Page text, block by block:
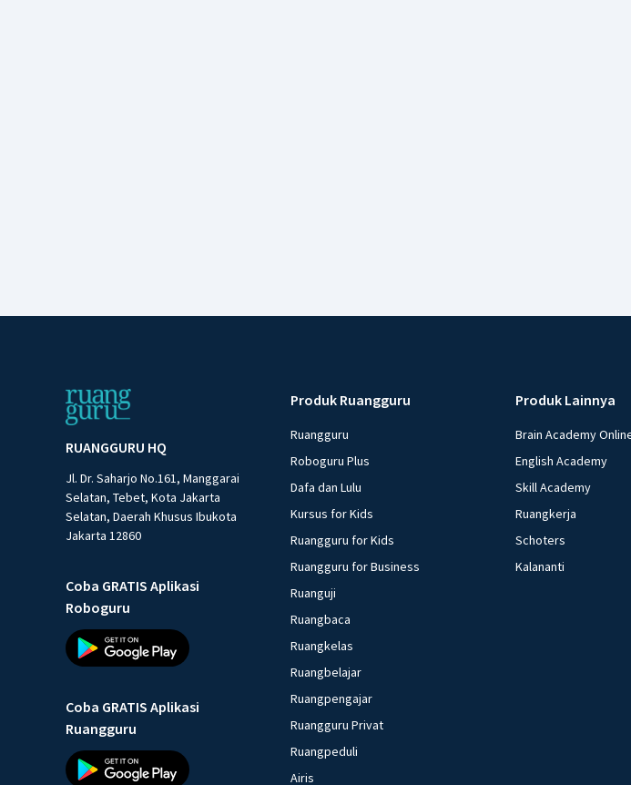
RUANGGURU HQ
Jl. Dr. Saharjo No.161, Manggarai
Selatan, Tebet, Kota Jakarta
Selatan, Daerah Khusus Ibukota
Jakarta 12860
Coba GRATIS Aplikasi
Roboguru
Coba GRATIS Aplikasi
Ruangguru
Produk Ruangguru
Ruangguru
Roboguru Plus
Dafa dan Lulu
Kursus for Kids
Ruangguru for Kids
Ruangguru for Business
Ruanguji
Ruangbaca
Ruangkelas
Ruangbelajar
Ruangpengajar
Ruangguru Privat
Ruangpeduli
Airis
Produk Lainnya
Brain Academy
English Academy
Skill Academy
Ruangkerja
Schoters
Kalananti